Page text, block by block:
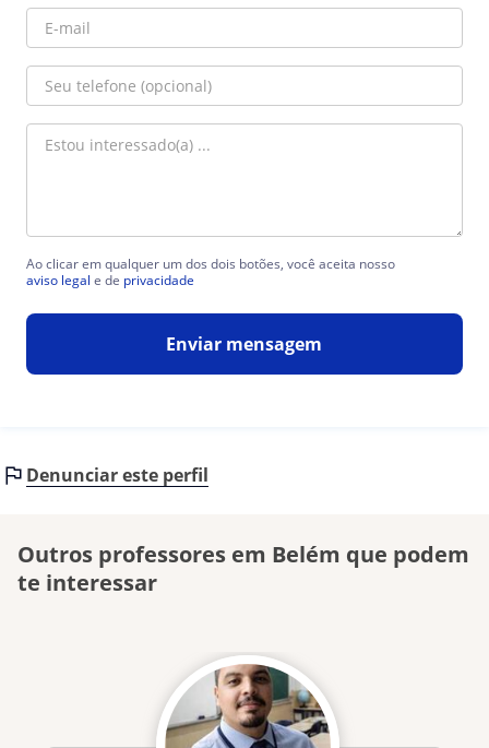
Ao clicar em qualquer um dos dois botões, você aceita nosso
aviso legal e de privacidade
Enviar mensagem
Denunciar este perfil
Outros professores em Belém que podem
te interessar